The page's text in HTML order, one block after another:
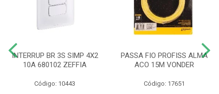
INTERRUP BR 3S SIMP 4X2
10A 680102 ZEFFIA
Código: 10443
PASSA FIO PROFISS ALMA
ACO 15M VONDER
Código: 17651